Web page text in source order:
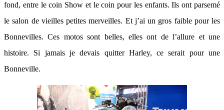
fond, entre le coin Show et le coin pour les enfants. Ils ont parsemé
le salon de vieilles petites merveilles. Et j’ai un gros faible pour les
Bonnevilles. Ces motos sont belles, elles ont de l’allure et une
histoire. Si jamais je devais quitter Harley, ce serait pour une
Bonneville.